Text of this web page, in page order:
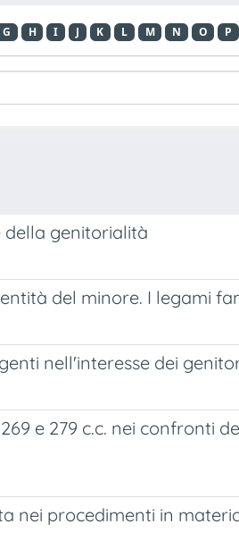
G H I J K L M N O P
della genitorialità
del minore. I legami
nell'interesse dei
e 279 c.c. nei confronti
nei procedimenti in